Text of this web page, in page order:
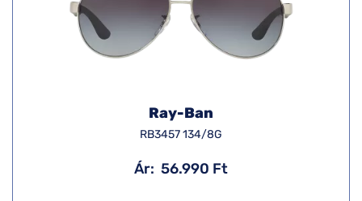
Ray-Ban
RB3457 134/8G
Ár: 56.990 Ft